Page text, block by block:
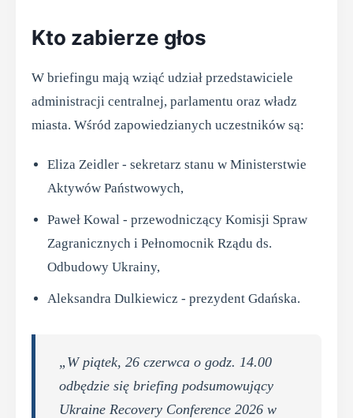
Kto zabierze głos
W briefingu mają wziąć udział przedstawiciele
administracji centralnej, parlamentu oraz władz
miasta. Wśród zapowiedzianych uczestników są:
Eliza Zeidler - sekretarz stanu w Ministerstwie
Aktywów Państwowych,
Paweł Kowal - przewodniczący Komisji Spraw
Zagranicznych i Pełnomocnik Rządu ds.
Odbudowy Ukrainy,
Aleksandra Dulkiewicz - prezydent Gdańska.
„W piątek, 26 czerwca o godz. 14.00
odbędzie się briefing podsumowujący
Ukraine Recovery Conference 2026 w